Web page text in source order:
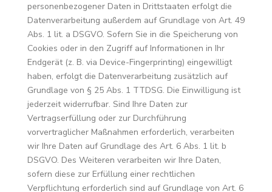
personenbezogener Daten in Drittstaaten erfolgt die
Datenverarbeitung außerdem auf Grundlage von Art. 49
Abs. 1 lit. a DSGVO. Sofern Sie in die Speicherung von
Cookies oder in den Zugriff auf Informationen in Ihr
Endgerät (z. B. via Device-Fingerprinting) eingewilligt
haben, erfolgt die Datenverarbeitung zusätzlich auf
Grundlage von § 25 Abs. 1 TTDSG. Die Einwilligung ist
jederzeit widerrufbar. Sind Ihre Daten zur
Vertragserfüllung oder zur Durchführung
vorvertraglicher Maßnahmen erforderlich, verarbeiten
wir Ihre Daten auf Grundlage des Art. 6 Abs. 1 lit. b
DSGVO. Des Weiteren verarbeiten wir Ihre Daten,
sofern diese zur Erfüllung einer rechtlichen
Verpflichtung erforderlich sind auf Grundlage von Art. 6